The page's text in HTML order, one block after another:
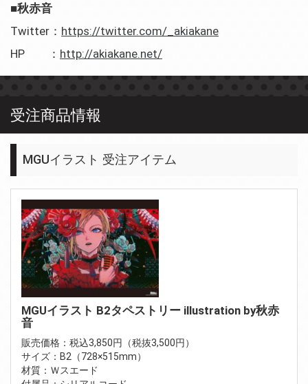
■秋赤音
Twitter： https://twitter.com/_akiakane
HP ： http://akiakane.net/
受注商品情報
MGUイラスト 受注アイテム
MGUイラスト B2タペストリー illustration by秋赤
音
販売価格：税込3,850円（税抜3,500円）
サイズ：B2（728×515mm）
材質：Ｗスエード